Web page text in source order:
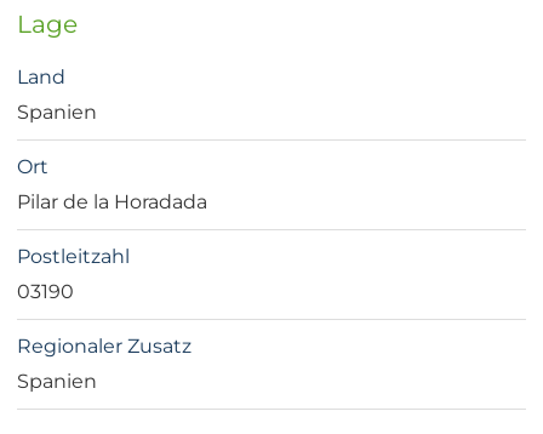
Lage
Land
Spanien
Ort
Pilar de la Horadada
Postleitzahl
03190
Regionaler Zusatz
Spanien